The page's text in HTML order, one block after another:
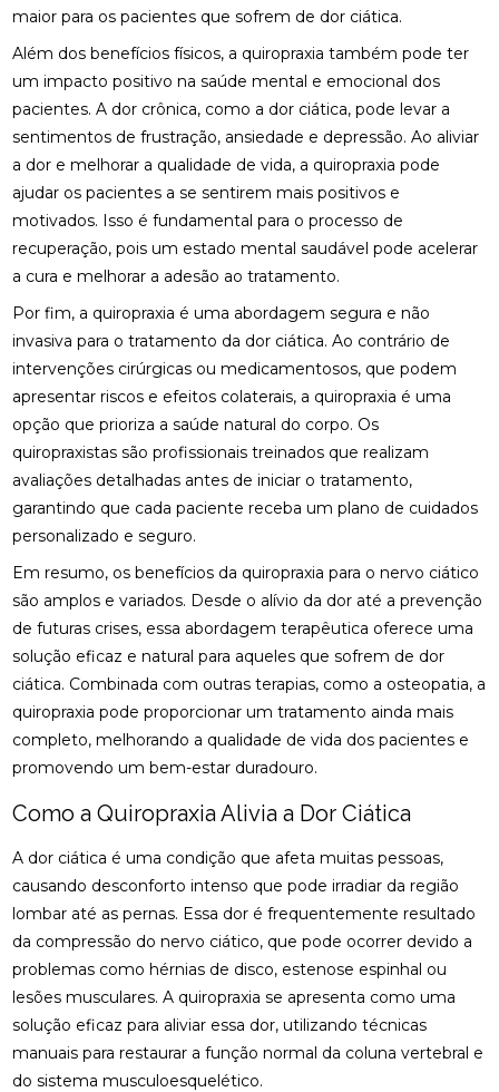
maior para os pacientes que sofrem de dor ciática.
Além dos benefícios físicos, a quiropraxia também pode ter
um impacto positivo na saúde mental e emocional dos
pacientes. A dor crônica, como a dor ciática, pode levar a
sentimentos de frustração, ansiedade e depressão. Ao aliviar
a dor e melhorar a qualidade de vida, a quiropraxia pode
ajudar os pacientes a se sentirem mais positivos e
motivados. Isso é fundamental para o processo de
recuperação, pois um estado mental saudável pode acelerar
a cura e melhorar a adesão ao tratamento.
Por fim, a quiropraxia é uma abordagem segura e não
invasiva para o tratamento da dor ciática. Ao contrário de
intervenções cirúrgicas ou medicamentosos, que podem
apresentar riscos e efeitos colaterais, a quiropraxia é uma
opção que prioriza a saúde natural do corpo. Os
quiropraxistas são profissionais treinados que realizam
avaliações detalhadas antes de iniciar o tratamento,
garantindo que cada paciente receba um plano de cuidados
personalizado e seguro.
Em resumo, os benefícios da quiropraxia para o nervo ciático
são amplos e variados. Desde o alívio da dor até a prevenção
de futuras crises, essa abordagem terapêutica oferece uma
solução eficaz e natural para aqueles que sofrem de dor
ciática. Combinada com outras terapias, como a osteopatia, a
quiropraxia pode proporcionar um tratamento ainda mais
completo, melhorando a qualidade de vida dos pacientes e
promovendo um bem-estar duradouro.
Como a Quiropraxia Alivia a Dor Ciática
A dor ciática é uma condição que afeta muitas pessoas,
causando desconforto intenso que pode irradiar da região
lombar até as pernas. Essa dor é frequentemente resultado
da compressão do nervo ciático, que pode ocorrer devido a
problemas como hérnias de disco, estenose espinhal ou
lesões musculares. A quiropraxia se apresenta como uma
solução eficaz para aliviar essa dor, utilizando técnicas
manuais para restaurar a função normal da coluna vertebral e
do sistema musculoesquelético.
CLÍNICA DE QUIROPRAXIA PERTO DE MIM:
CLÍNICA DE QUIROPRAXIA PERTO DE MIM:
ENCONTRE ALÍVIO E BEM-ESTAR NA SUA REGIÃO
CLÍNICA DE QUIROPRAXIA PERTO DE MIM:
ENCONTRE ALÍVIO E BEM-ESTAR PELA REGIÃO
CLÍNICA DE QUIROPRAXIA PERTO DE MIM:
LOCALIZE ALÍVIO E BEM-ESTAR NA SUA REGIÃO
SOBRE O TEMA
ENXAQUECA DE FORMA EFICAZ
COMO A ACUPUNTURA PODE ALIVIAR A
ENXAQUECA E MELHORAR SUA QUALIDADE DE
VIDA
COMO A ACUPUNTURA PODE ALIVIAR A
ENXAQUECA NATURALMENTE
COMO A CONSULTA COM UM ACUPUNTURISTA
PODE TRANSFORMAR SUA SAÚDE
COMO A FISIOTERAPIA PODE AJUDAR NA
REABILITAÇÃO DO LABIRINTO
COMO A FISIOTERAPIA RESPIRATÓRIA DOMICILIAR
PODE MELHORAR SUA QUALIDADE DE VIDA
MELHORAR SUA SAÚDE
COMO A OSTEOPATIA PARA COLUNA PODE
TRANSFORMAR SUA SAÚDE
COMO A OSTEOPATIA PODE AJUDAR NA
TRATAMENTO DA HÉRNIA DE DISCO
COMO A OSTEOPATIA PODE ALIVIAR A DOR NO
COMO A OSTEOPATIA RJ PODE MELHORAR SUA
QUALIDADE DE VIDA